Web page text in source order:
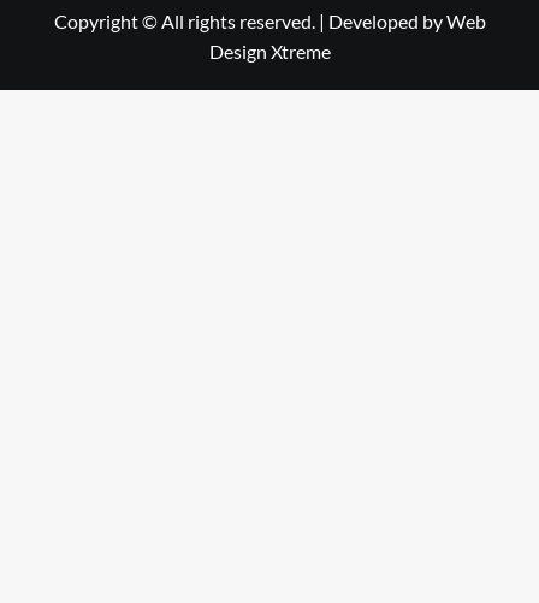
Copyright © All rights reserved. | Developed byWeb
Design Xtreme